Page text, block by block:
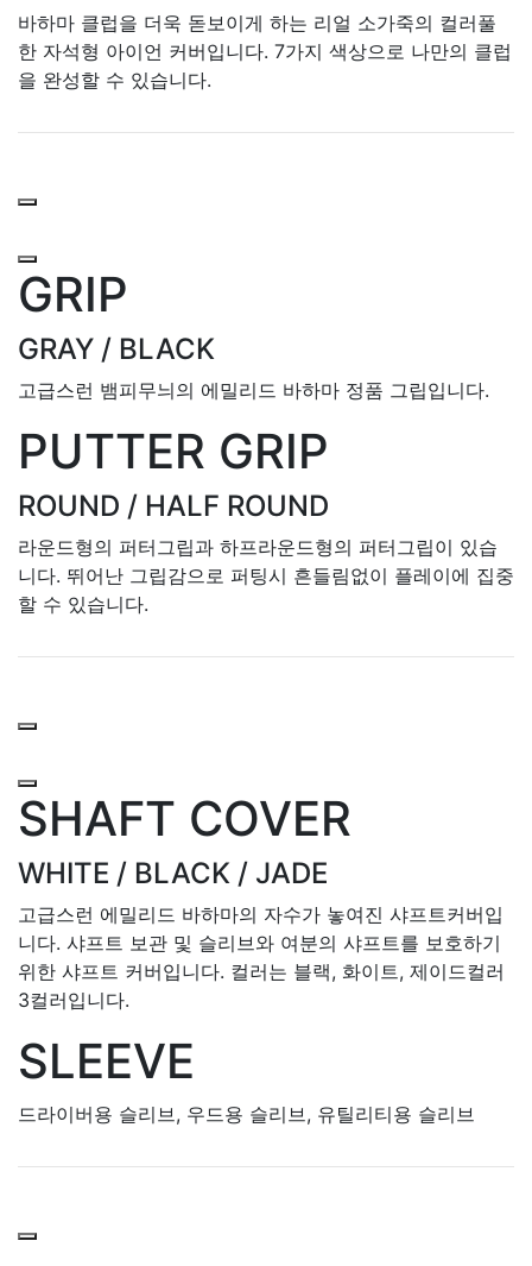
바하마 클럽을 더욱 돋보이게 하는 리얼 소가죽의 컬러풀
한 자석형 아이언 커버입니다. 7가지 색상으로 나만의 클럽
을 완성할 수 있습니다.
GRIP
GRAY / BLACK
고급스런 뱀피무늬의 에밀리드 바하마 정품 그립입니다.
PUTTER GRIP
ROUND / HALF ROUND
라운드형의 퍼터그립과 하프라운드형의 퍼터그립이 있습
니다. 뛰어난 그립감으로 퍼팅시 흔들림없이 플레이에 집중
할 수 있습니다.
SHAFT COVER
WHITE / BLACK / JADE
고급스런 에밀리드 바하마의 자수가 놓여진 샤프트커버입
니다. 샤프트 보관 및 슬리브와 여분의 샤프트를 보호하기
위한 샤프트 커버입니다. 컬러는 블랙, 화이트, 제이드컬러
3컬러입니다.
SLEEVE
드라이버용 슬리브, 우드용 슬리브, 유틸리티용 슬리브